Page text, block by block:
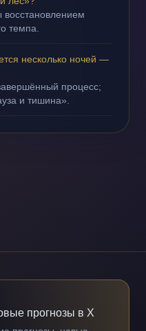
темпа.
несколько ночей —
процесс;
и тишина».
прогнозы в X